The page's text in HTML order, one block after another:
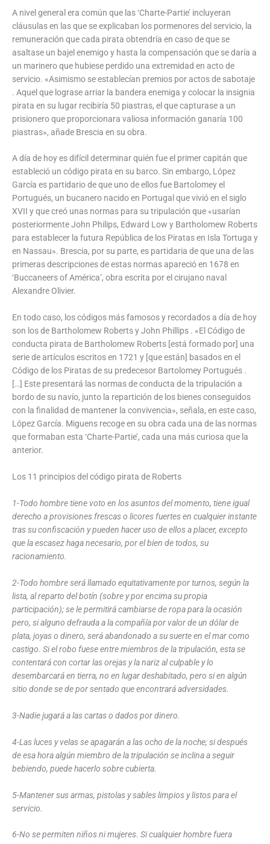
A nivel general era común que las ‘Charte-Partie’ incluyeran
cláusulas en las que se explicaban los pormenores del servicio, la
remuneración que cada pirata obtendría en caso de que se
asaltase un bajel enemigo y hasta la compensación que se daría a
un marinero que hubiese perdido una extremidad en acto de
servicio. «Asimismo se establecían premios por actos de sabotaje
. Aquel que lograse arriar la bandera enemiga y colocar la insignia
pirata en su lugar recibiría 50 piastras, el que capturase a un
prisionero que proporcionara valiosa información ganaría 100
piastras», añade Brescia en su obra.
A día de hoy es difícil determinar quién fue el primer capitán que
estableció un código pirata en su barco. Sin embargo, López
García es partidario de que uno de ellos fue Bartolomey el
Portugués, un bucanero nacido en Portugal que vivió en el siglo
XVII y que creó unas normas para su tripulación que «usarían
posteriormente John Philips, Edward Low y Bartholomew Roberts
para establecer la futura República de los Piratas en Isla Tortuga y
en Nassau». Brescia, por su parte, es partidaria de que una de las
primeras descripciones de estas normas apareció en 1678 en
‘Buccaneers of América’, obra escrita por el cirujano naval
Alexandre Olivier.
En todo caso, los códigos más famosos y recordados a día de hoy
son los de Bartholomew Roberts y John Phillips . «El Código de
conducta pirata de Bartholomew Roberts [está formado por] una
serie de artículos escritos en 1721 y [que están] basados en el
Código de los Piratas de su predecesor Bartolomey Portugués .
[…] Este presentará las normas de conducta de la tripulación a
bordo de su navío, junto la repartición de los bienes conseguidos
con la finalidad de mantener la convivencia», señala, en este caso,
López García. Miguens recoge en su obra cada una de las normas
que formaban esta ‘Charte-Partie’, cada una más curiosa que la
anterior.
Los 11 principios del código pirata de Roberts
1-Todo hombre tiene voto en los asuntos del momento, tiene igual
derecho a provisiones frescas o licores fuertes en cualquier instante
tras su confiscación y pueden hacer uso de ellos a placer, excepto
que la escasez haga necesario, por el bien de todos, su
racionamiento.
2-Todo hombre será llamado equitativamente por turnos, según la
lista, al reparto del botín (sobre y por encima su propia
participación); se le permitirá cambiarse de ropa para la ocasión
pero, si alguno defrauda a la compañía por valor de un dólar de
plata, joyas o dinero, será abandonado a su suerte en el mar como
castigo. Si el robo fuese entre miembros de la tripulación, esta se
contentará con cortar las orejas y la nariz al culpable y lo
desembarcará en tierra, no en lugar deshabitado, pero si en algún
sitio donde se de por sentado que encontrará adversidades.
3-Nadie jugará a las cartas o dados por dinero.
4-Las luces y velas se apagarán a las ocho de la noche; si después
de esa hora algún miembro de la tripulación se inclina a seguir
bebiendo, puede hacerlo sobre cubierta.
5-Mantener sus armas, pistolas y sables limpios y listos para el
servicio.
6-No se permiten niños ni mujeres. Si cualquier hombre fuera